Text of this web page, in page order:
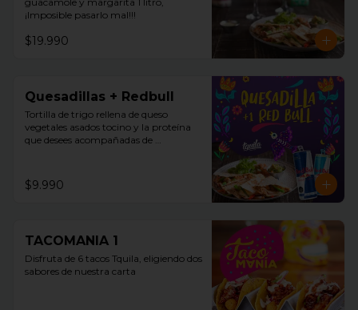
¡Imposible pasarlo mal!!!
$19.990
Quesadillas + Redbull
Tortilla de trigo rellena de queso
vegetales asados tocino y la proteína
que desees acompañadas de
$9.990
TACOMANIA 1
Disfruta de 6 tacos Tquila, eligiendo dos
sabores de nuestra carta